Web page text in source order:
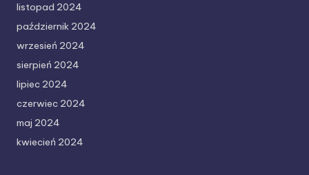
listopad 2024
październik 2024
wrzesień 2024
sierpień 2024
lipiec 2024
czerwiec 2024
maj 2024
kwiecień 2024